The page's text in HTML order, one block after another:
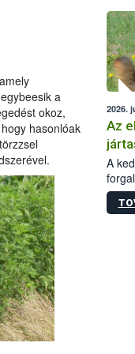
a
okoz,
hasonlóak
2026.
Az
A